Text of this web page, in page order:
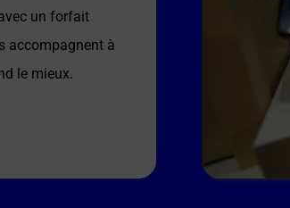
un forfait
accompagnent à
le mieux.